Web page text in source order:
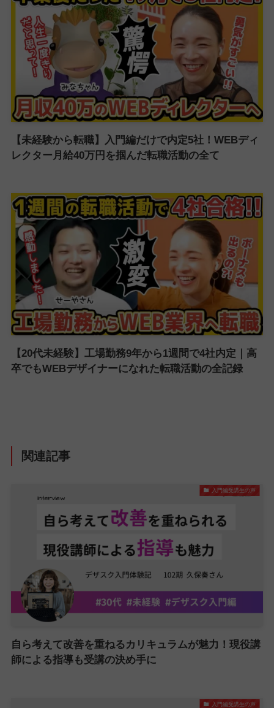
【未経験から転職】入門編だけで内定5社！WEBディ
レクター月給40万円を掴んだ転職活動の全て
【20代未経験】工場勤務9年から1週間で4社内定｜高
卒でもWEBデザイナーになれた転職活動の全記録
関連記事
入門編受講生の声
自ら考えて改善を重ねるカリキュラムが魅力！現役講
師による指導も受講の決め手に
入門編受講生の声